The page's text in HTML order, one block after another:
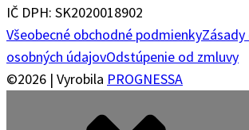
IČ DPH: SK2020018902
Všeobecné obchodné podmienky
osobných údajovOdstúpenie od zmluvy
©2026 | Vyrobila PROGNESSA